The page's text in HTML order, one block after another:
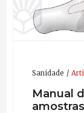
Sanidade
Manual